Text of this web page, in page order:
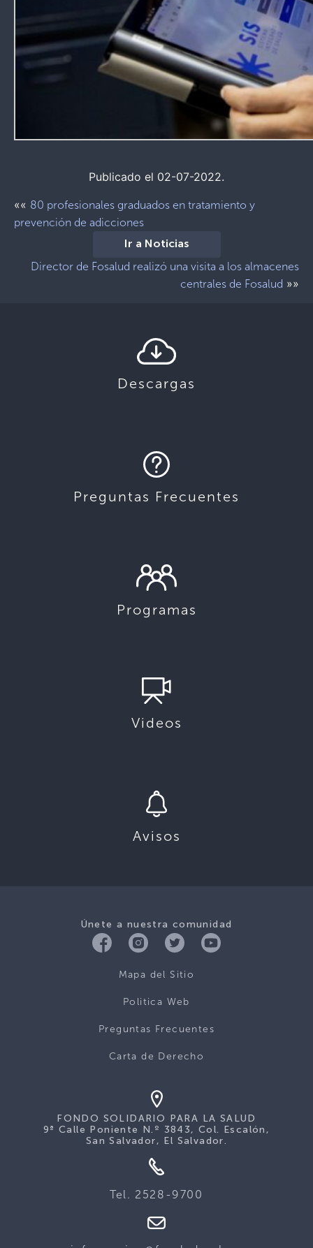
Publicado el 02-07-2022.
«« 80 profesionales graduados en tratamiento y
prevención de adicciones
Ir a Noticias
Director de Fosalud realizó una visita a los almacenes
centrales de Fosalud »»
Descargas
Preguntas Frecuentes
Programas
Videos
Avisos
Únete a nuestra comunidad
Mapa del Sitio
Politica Web
Preguntas Frecuentes
Carta de Derecho
FONDO SOLIDARIO PARA LA SALUD
9ª Calle Poniente N.º 3843, Col. Escalón,
San Salvador, El Salvador.
Tel. 2528-9700